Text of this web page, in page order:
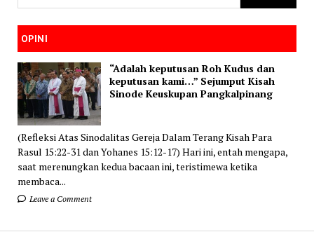
OPINI
“Adalah keputusan Roh Kudus dan
keputusan kami…” Sejumput Kisah
Sinode Keuskupan Pangkalpinang
(Refleksi Atas Sinodalitas Gereja Dalam Terang Kisah Para
Rasul 15:22-31 dan Yohanes 15:12-17) Hari ini, entah mengapa,
saat merenungkan kedua bacaan ini, teristimewa ketika
membaca...
Leave a Comment